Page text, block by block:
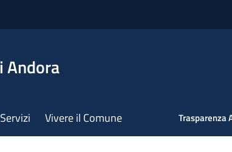
Andora
Servizi Vivere il Comune Trasparenza